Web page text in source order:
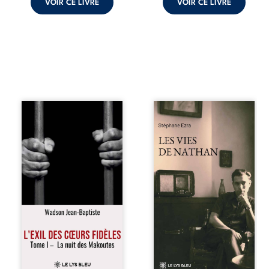
VOIR CE LIVRE VOIR CE LIVRE
« Une nuit suffit
parfois pour briser
une famille… mais
certaines fidélités
traversent les
années. » Haïti,
sous la dictature
des Duvalier. La
peur s’étend
jusque dans les
villages les plus
reculés. À Bainet,
Jean-Joël Joli
mène une
avec sa famille.
Les vies de
Nathan est un
né en trois jours,
au printemps
2026. Pour la
première fois,
Stéphane Ezra,
médium, a pu
communiquer
avec son père,
disparu depuis
plus de vingt ans
et qu’il n’a jamais
connu. De ce
dialogue par-delà